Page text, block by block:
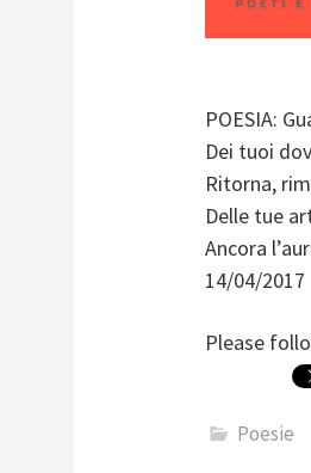
POESIA:
Dei tuoi
Ritorna,
Delle tue
Ancora
14/04/2017
Please
Poesie